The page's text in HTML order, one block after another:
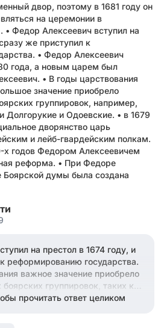
двор, поэтому в 1681 году он
на церемонии в
• Федор Алексеевич вступил на
же приступил к
• Федор Алексеевич
года, а новым царем был
• В годы царствования
значение приобрело
группировок, например,
Долгорукие и Одоевские. • в 1679
дворянство царь
и лейб-гвардейским полкам.
х годов Федором Алексеевичем
реформа. • При Федоре
Боярской думы была создана
на престол в 1674 году, и
реформированию государства.
важное значение приобрело
группировок, таких как
Также, в 1679 году
прочитать ответ целиком